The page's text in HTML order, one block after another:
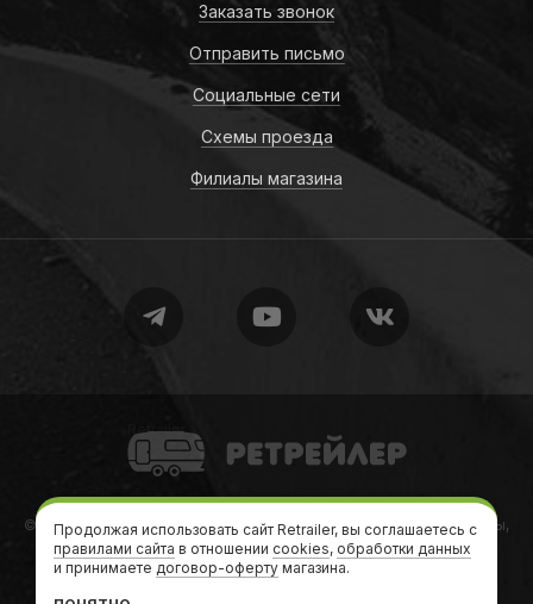
Заказать звонок
Отправить письмо
Социальные сети
Схемы проезда
Филиалы магазина
Retrailer
© 2010-2026Retrailer Ретрейлер — Автодома, кемперы, трейлеры,
дачи на колесах
Теги
• Формальности • Карта сайта
Продолжая использовать сайт Retrailer, вы соглашаетесь с
правилами сайта в отношении cookies, обработки данных
и принимаете договор-оферту магазина.